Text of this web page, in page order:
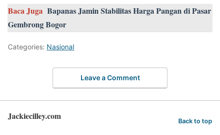
Baca Juga Bapanas Jamin Stabilitas Harga Pangan di Pasar
Gembrong Bogor
Categories: Nasional
Leave a Comment
Jackiecilley.com Back to top